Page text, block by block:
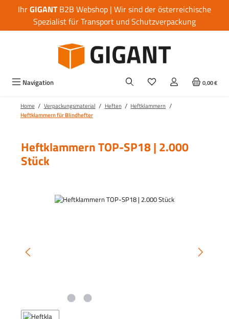
Zum Hauptinhalt springen
IhrGIGANTB2B Webshop | Wir sind der österreichische
Spezialist für Transport und Schutzverpackung
Navigation 0,00 €
Home / Verpackungsmaterial / Heften / Heftklammern /
Heftklammern für Blindhefter
Heftklammern TOP-SP18 | 2.000
Stück
Bildergalerie überspringen